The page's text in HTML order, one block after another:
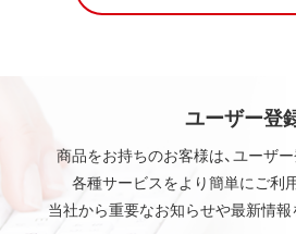
ユーザー登
商品をお持ちのお客様は、ユーザ
各種サービスをより簡単にご利
当社から重要なお知らせや最新情報